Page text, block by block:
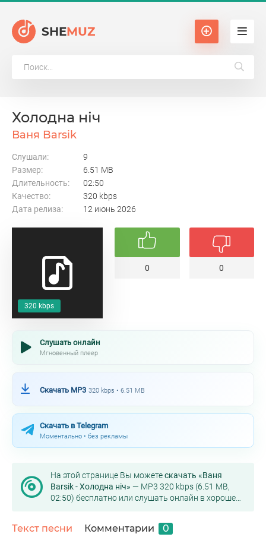
SHEMUZ
320 kbps
Холодна ніч
Ваня Barsik
Слушали:
9
Размер:
6.51 MB
Длительность:
02:50
Качество:
320 kbps
Дата релиза:
12 июнь 2026
0 0
Слушать онлайн
Мгновенный плеер
Скачать MP3 320 kbps • 6.51 MB
Скачать в Telegram
Моментально • без рекламы
На этой странице Вы можетескачать «Ваня
Barsik - Холодна ніч» — MP3 320 kbps (6.51 MB,
02:50) бесплатно или слушать онлайн в хорошем
Текст песни Комментарии 0